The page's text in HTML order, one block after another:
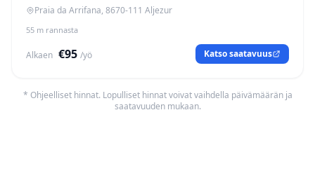
Praia da Arrifana, 8670-111 Aljezur
55 m rannasta
Alkaen €95 /yö Katso saatavuus
* Ohjeelliset hinnat. Lopulliset hinnat voivat vaihdella päivämäärän ja
saatavuuden mukaan.